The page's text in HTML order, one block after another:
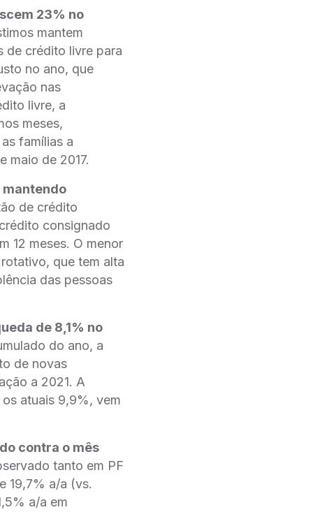
23% no
mantem
de crédito livre para
no ano, que
nas
livre, a
meses,
famílias a
maio de 2017.
mantendo
de crédito
consignado
12 meses. O menor
que tem alta
das pessoas
de 8,1% no
do ano, a
de novas
a 2021. A
atuais 9,9%, vem
contra o mês
tanto em PF
19,7% a/a (vs.
a/a em